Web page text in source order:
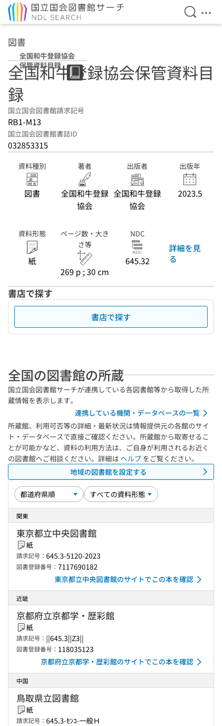
検索を
メ
図書
全国和牛登録協会
保管資料目録
全国和牛登録協会保管資料目
録
国立国会図書館請求記号
RB1-M13
国立国会図書館書誌ID
032853315
資料種別
図書
著者
全国和牛登録
協会
出版者
全国和牛登録
協会
出版年
2023.5
資料形態
紙
ページ数・大き
さ等
269 p ; 30 cm
NDC
645.32
詳細を見
る
書店で探す
書店で探す
全国の図書館の所蔵
国立国会図書館サーチが連携している各図書館等から取得した所
蔵情報を表示します。
連携している機関・データベースの一覧
所蔵館、利用可否等の詳細・最新状況は情報提供元の各館のサイ
ト・データベースで直接ご確認ください。所蔵館から取寄せるこ
とが可能かなど、資料の利用方法は、ご自身が利用されるお近く
の図書館へご相談ください。詳細は ヘルプ をご覧ください。
地域の図書館を設定する
関東
東京都立中央図書館
紙
請求記号： 645.3-5120-2023
図書登録番号： 7117690182
東京都立中央図書館のサイトでこの本を確認
近畿
京都府立京都学・歴彩館
紙
請求記号： ||645.3||Z3||
図書登録番号： 118035123
京都府立京都学・歴彩館のサイトでこの本を確認
中国
鳥取県立図書館
紙
請求記号： 645.3-ｾﾝｺ-一般Ｈ